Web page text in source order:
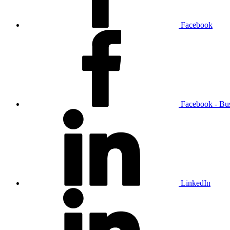
Facebook
Facebook -
LinkedIn